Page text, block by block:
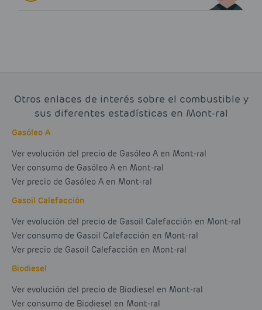
Otros enlaces de interés sobre el combustible y
sus diferentes estadísticas en Mont-ral
Gasóleo A
Ver evolución del precio de Gasóleo A en Mont-ral
Ver consumo de Gasóleo A en Mont-ral
Ver precio de Gasóleo A en Mont-ral
Gasoil Calefacción
Ver evolución del precio de Gasoil Calefacción en Mont-ral
Ver consumo de Gasoil Calefacción en Mont-ral
Ver precio de Gasoil Calefacción en Mont-ral
Biodiesel
Ver evolución del precio de Biodiesel en Mont-ral
Ver consumo de Biodiesel en Mont-ral